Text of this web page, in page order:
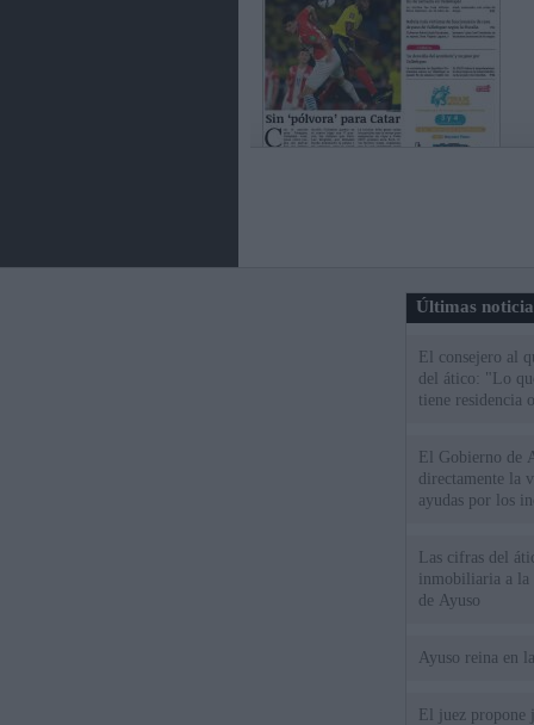
Últimas
El consejero al
del ático: "Lo
tiene residencia
El Gobierno de
directamente la
ayudas por los
Las cifras del
inmobiliaria a la
de Ayuso
Ayuso reina en
El juez propone